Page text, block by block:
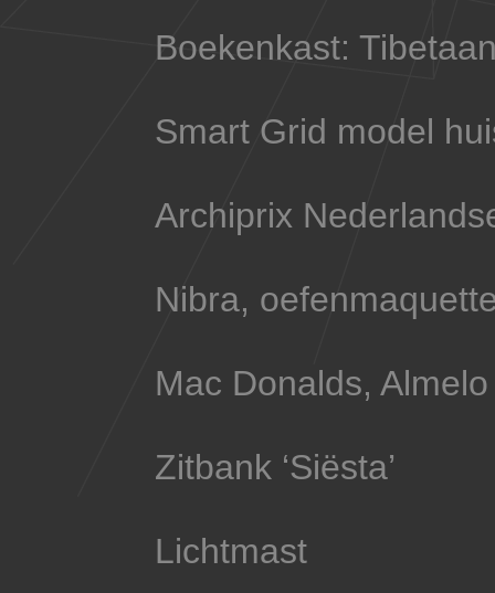
Boekenkast:
Smart Grid model
Archiprix
Nibra,
Mac Donalds, Almelo
Zitbank ‘Siësta’
Lichtmast